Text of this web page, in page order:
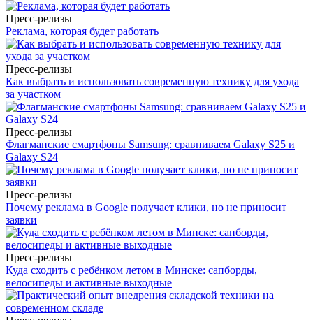
Пресс-релизы
Реклама, которая будет работать
Пресс-релизы
Как выбрать и использовать современную технику для ухода
за участком
Пресс-релизы
Флагманские смартфоны Samsung: сравниваем Galaxy S25 и
Galaxy S24
Пресс-релизы
Почему реклама в Google получает клики, но не приносит
заявки
Пресс-релизы
Куда сходить с ребёнком летом в Минске: сапборды,
велосипеды и активные выходные